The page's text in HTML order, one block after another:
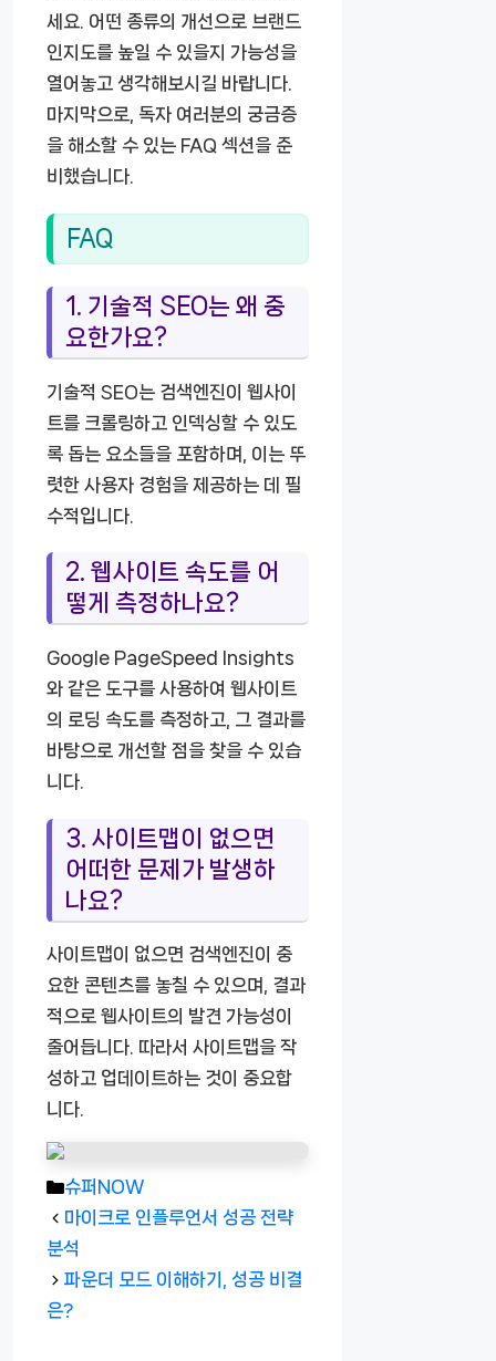
세요. 어떤 종류의 개선으로 브랜드
인지도를 높일 수 있을지 가능성을
열어놓고 생각해보시길 바랍니다.
마지막으로, 독자 여러분의 궁금증
을 해소할 수 있는 FAQ 섹션을 준
비했습니다.
FAQ
1. 기술적 SEO는 왜 중
요한가요?
기술적 SEO는 검색엔진이 웹사이
트를 크롤링하고 인덱싱할 수 있도
록 돕는 요소들을 포함하며, 이는 뚜
렷한 사용자 경험을 제공하는 데 필
수적입니다.
2. 웹사이트 속도를 어
떻게 측정하나요?
Google PageSpeed Insights
와 같은 도구를 사용하여 웹사이트
의 로딩 속도를 측정하고, 그 결과를
바탕으로 개선할 점을 찾을 수 있습
니다.
3. 사이트맵이 없으면
어떠한 문제가 발생하
나요?
사이트맵이 없으면 검색엔진이 중
요한 콘텐츠를 놓칠 수 있으며, 결과
적으로 웹사이트의 발견 가능성이
줄어듭니다. 따라서 사이트맵을 작
성하고 업데이트하는 것이 중요합
니다.
카
테
고
리
슈퍼NOW
마이크로 인플루언서 성공 전략
분석
파운더 모드 이해하기, 성공 비결
은?